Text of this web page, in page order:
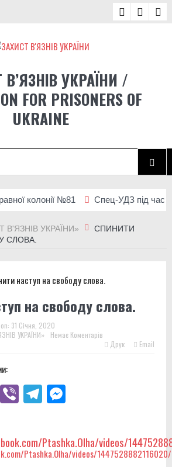
В’ЯЗНІВ УКРАЇНИ /
FOR PRISONERS OF
UKRAINE
колонії №81 Спец-УДЗ під час
В'ЯЗНІВ УКРАЇНИ»
СПИНИТИ
СЛОВА.
на свободу слова.
on: 31 Січня, 2020
УКРАЇНИ»
Немає Коментарів
Друк Email
ViberTelegramMessenger
Ptashka.Olha/videos/
Ptashka.Olha/videos/1447528882116020/